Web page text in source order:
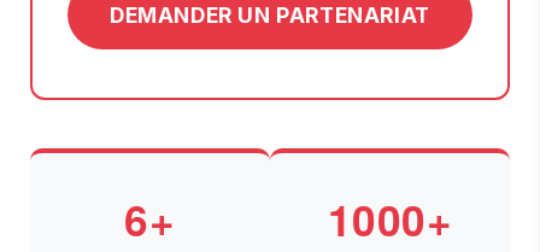
DEMANDER UN PARTENARIAT
6+ 1000+